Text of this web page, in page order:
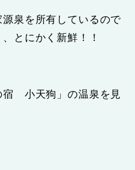
泉を所有しているので
とにかく新鮮！！
宿 小天狗」の温泉を見